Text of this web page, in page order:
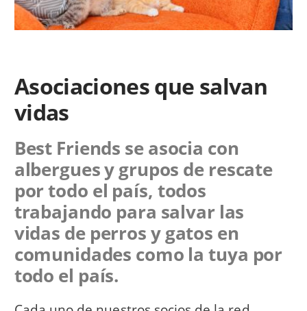
Asociaciones que salvan
vidas
Best Friends se asocia con
albergues y grupos de rescate
por todo el país, todos
trabajando para salvar las
vidas de perros y gatos en
comunidades como la tuya por
todo el país.